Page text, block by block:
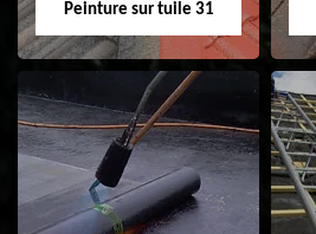
Peinture sur tuile 31
Peinture sur tuile
31